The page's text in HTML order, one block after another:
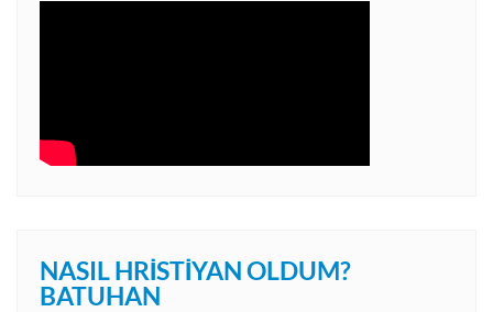
NASIL HRISTIYAN OLDUM?
BATUHAN